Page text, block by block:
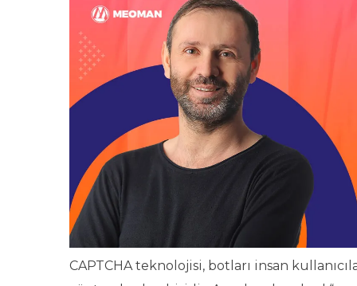
CAPTCHA teknolojisi, botları insan